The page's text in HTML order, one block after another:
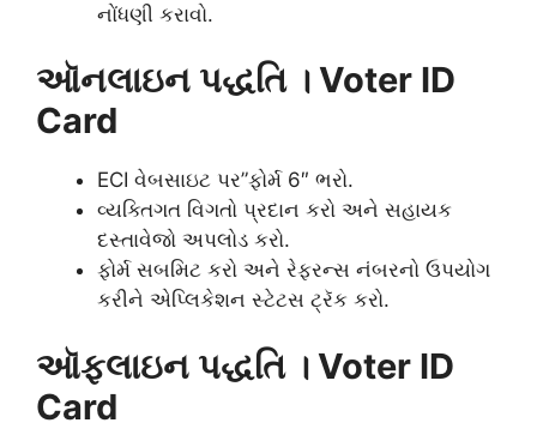
નોંધણી કરાવો.
ઑનલાઇન પદ્ધતિ । Voter ID
Card
ECI વેબસાઇટ પર”ફોર્મ 6″ ભરો.
વ્યક્તિગત વિગતો પ્રદાન કરો અને સહાયક
દસ્તાવેજો અપલોડ કરો.
ફોર્મ સબમિટ કરો અને રેફરન્સ નંબરનો ઉપયોગ
કરીને એપ્લિકેશન સ્ટેટસ ટ્રૅક કરો.
ઑફલાઇન પદ્ધતિ । Voter ID
Card